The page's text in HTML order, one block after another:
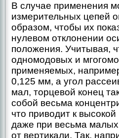
В случае применения
измерительных цепей
образом, чтобы их
нулевом отклонении
положения. Учитывая,
одномодовых и
применяемых,
0,125 мм, а угол
мал, торцевой конец
собой весьма
что приводит к
даже при весьма малых
от вертикали. Так,